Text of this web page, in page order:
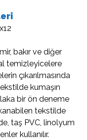
bakır ve diğer
temizleyicelere
çıkarılmasında
kumaşın
bir ön deneme
tekstilde
taş PVC, linolyum
kullanılır.